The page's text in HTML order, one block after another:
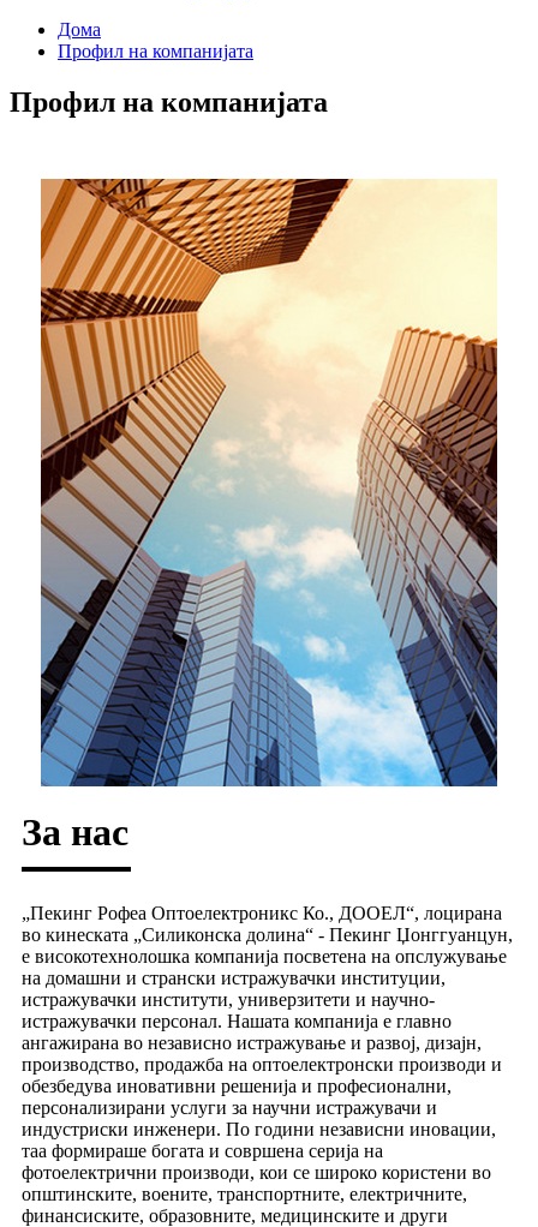
Дома
Профил на компанијата
Профил на компанијата
За нас
„Пекинг Рофеа Оптоелектроникс Ко., ДООЕЛ“, лоцирана
во кинеската „Силиконска долина“ - Пекинг Џонггуанцун,
е високотехнолошка компанија посветена на опслужување
на домашни и странски истражувачки институции,
истражувачки институти, универзитети и научно-
истражувачки персонал. Нашата компанија е главно
ангажирана во независно истражување и развој, дизајн,
производство, продажба на оптоелектронски производи и
обезбедува иновативни решенија и професионални,
персонализирани услуги за научни истражувачи и
индустриски инженери. По години независни иновации,
таа формираше богата и совршена серија на
фотоелектрични производи, кои се широко користени во
општинските, воените, транспортните, електричните,
финансиските, образовните, медицинските и други